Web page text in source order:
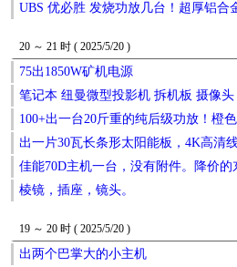
UBS 优必胜 发烧功放几台！超厚铝
20 ～ 21 时 ( 2025/5/20 )
75出1850W矿机电源
笔记本 纽曼微型投影机 拆机板 摄像
100+出一台20斤重的纯后级功放！橙
出一片30瓦长条形太阳能板，4K高清
佳能70D主机一台，没有附件。降价的
棱镜，插座，镜头。
19 ～ 20 时 ( 2025/5/20 )
出两个巴掌大的小主机